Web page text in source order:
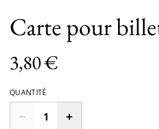
Carte pour
3,80 €
QUANTITÉ